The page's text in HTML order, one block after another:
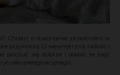
Chodzi o stworzenie przestrzeni w
przynoszą Ci wewnętrzną radość i
poczuć się dobrze i dodać te pięć
pielęgnacyjnego.